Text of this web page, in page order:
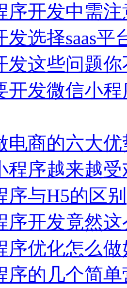
序开发中需
发选择saas平
发这些问题
开发微信小
电商的六大
程序越来越
序与H5的区别
序开发竟然这
序优化怎么做
序的几个简